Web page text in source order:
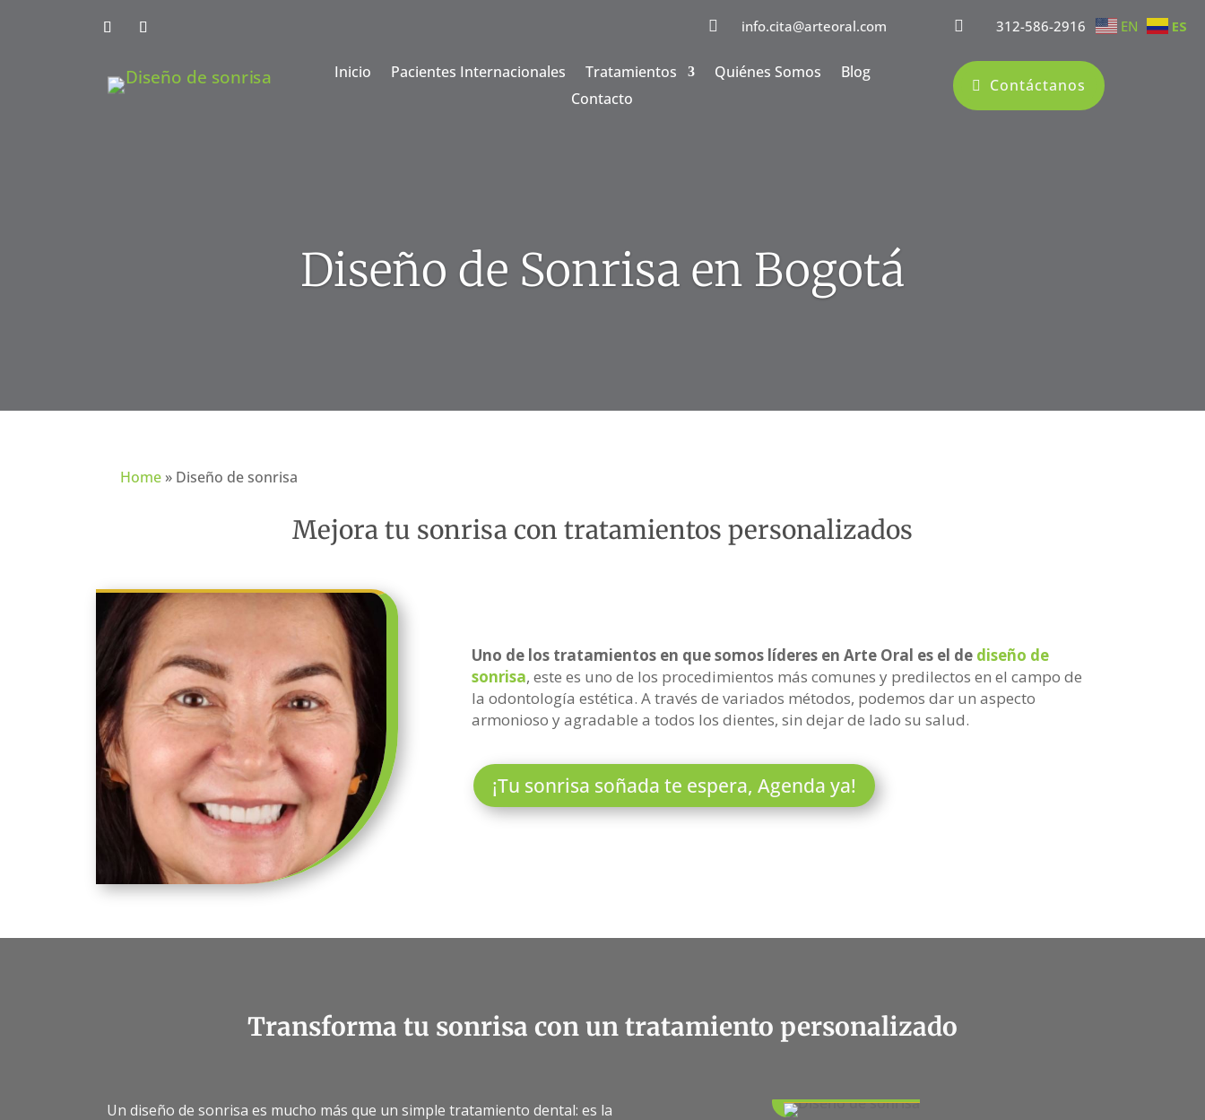
 info.cita@arteoral.com  312-586-2916
Inicio Pacientes Internacionales Tratamientos Quiénes Somos
Blog
Contacto
Contáctanos
Diseño de Sonrisa en Bogotá
Home » Diseño de sonrisa
Mejora tu sonrisa con tratamientos personalizados
Uno de los tratamientos en que somos líderes en Arte Oral es el de diseño de
sonrisa, este es uno de los procedimientos más comunes y predilectos en el campo de
la odontología estética. A través de variados métodos, podemos dar un aspecto
armonioso y agradable a todos los dientes, sin dejar de lado su salud.
¡Tu sonrisa soñada te espera, Agenda ya!
Transforma tu sonrisa con un tratamiento personalizado
Un diseño de sonrisa es mucho más que un simple tratamiento dental: es la
EN ES